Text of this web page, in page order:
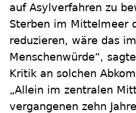
auf Asylverfahren zu
Sterben im Mittelmeer
reduzieren, wäre das
Menschenwürde“,
Kritik an solchen
„Allein im zentralen
vergangenen zehn